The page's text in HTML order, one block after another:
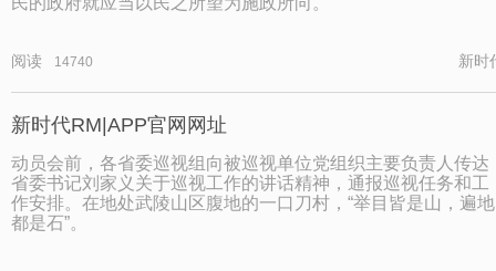
阅读 14740 新时
新时代RM|APP官网网址
动员会前，各省委巡视组向被巡视单位党组织主要负责人传达
省委书记刘家义关于巡视工作的讲话精神，通报巡视任务和工
作安排。在地处武陵山区腹地的一口刀村，“举目皆是山，遍地
都是石”。